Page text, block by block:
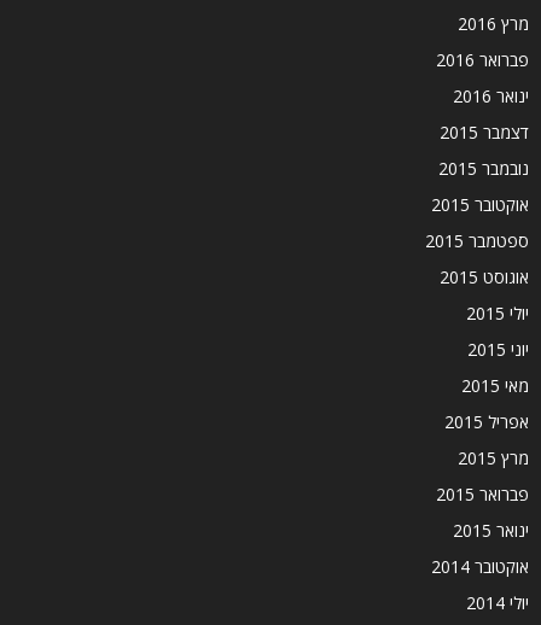
מרץ 2016
פברואר 2016
ינואר 2016
דצמבר 2015
נובמבר 2015
אוקטובר 2015
ספטמבר 2015
אוגוסט 2015
יולי 2015
יוני 2015
מאי 2015
אפריל 2015
מרץ 2015
פברואר 2015
ינואר 2015
אוקטובר 2014
יולי 2014